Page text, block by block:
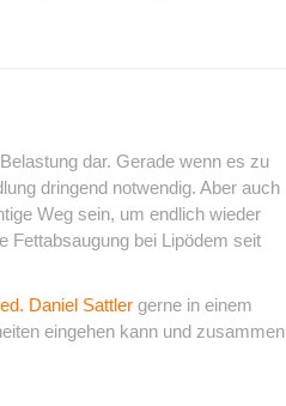
dar. Gerade wenn es zu
dringend notwendig. Aber auch
Weg sein, um endlich wieder
Fettabsaugung bei Lipödem seit
Daniel Sattler gerne in einem
eingehen kann und zusammen